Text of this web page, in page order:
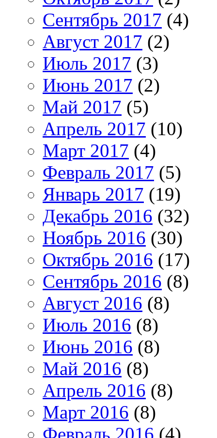
Сентябрь 2017 (4)
Август 2017 (2)
Июль 2017 (3)
Июнь 2017 (2)
Май 2017 (5)
Апрель 2017 (10)
Март 2017 (4)
Февраль 2017 (5)
Январь 2017 (19)
Декабрь 2016 (32)
Ноябрь 2016 (30)
Октябрь 2016 (17)
Сентябрь 2016 (8)
Август 2016 (8)
Июль 2016 (8)
Июнь 2016 (8)
Май 2016 (8)
Апрель 2016 (8)
Март 2016 (8)
Февраль 2016 (4)